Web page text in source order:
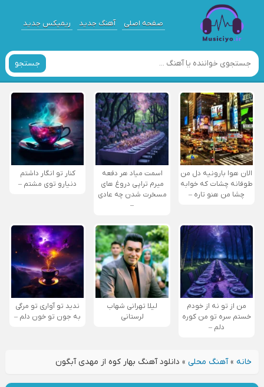
صفحه اصلی آهنگ جدید ریمیکس جدید
جستجو
الان هوا بارونیه دل من
طوفانه چشات که خوابه
چشا من هنو تاره –
اسمت میاد هر دفعه
میرم تراپی دروغ‌ های
مسخرت شدن چه عادی
–
کنار تو انگار داشتم
دنیارو توی مشتم –
من از تو نه از خودم
خستم سره تو من کوره
دلم –
لیلا تهرانی شهاب
لرستانی
ندید تو آواری تو مرگی
به جون تو خون دلم –
خانه»آهنگ محلی» دانلود آهنگ بهار کوه از مهدی آبگون